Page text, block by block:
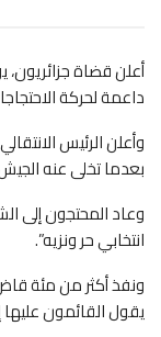
أعلن قضاة
داعمة لحركة
وأعلن الرئيس
بعدما تخلى عنه
وعاد المحتجون إلى
انتخابي حر ونزيه”.
ونفذ أكثر من مئة
يقول القائمون عليها